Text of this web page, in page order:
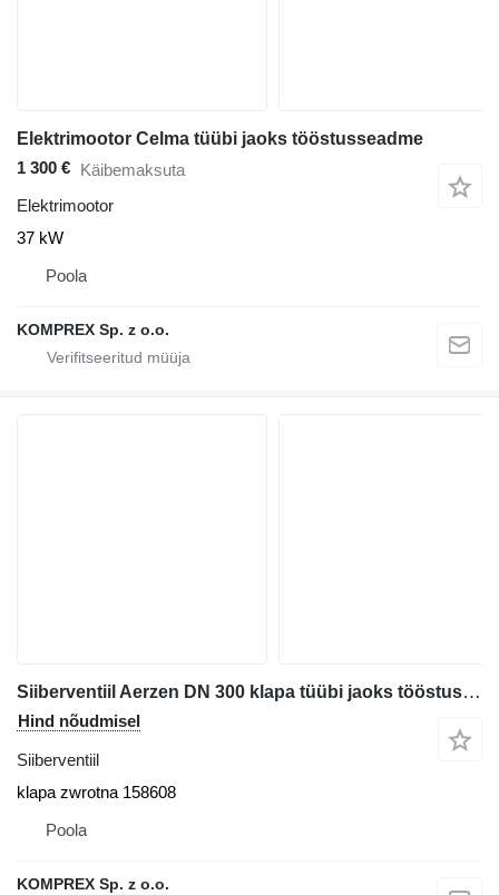
Elektrimootor Celma tüübi jaoks tööstusseadme
1 300 € Käibemaksuta
Elektrimootor
37 kW
Poola
KOMPREX Sp. z o.o.
Siiberventiil Aerzen DN 300 klapa tüübi jaoks tööstusseadme
Hind nõudmisel
Siiberventiil
klapa zwrotna 158608
Poola
KOMPREX Sp. z o.o.